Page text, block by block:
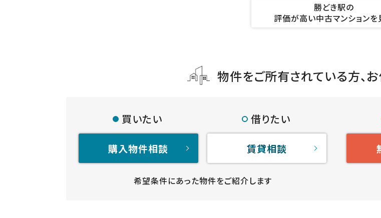
勝どき駅の
評価が高い中古マンションを
物件をご所有されている方、
買いたい
購入物件相談
借りたい
賃貸相談
希望条件にあった物件をご紹介します